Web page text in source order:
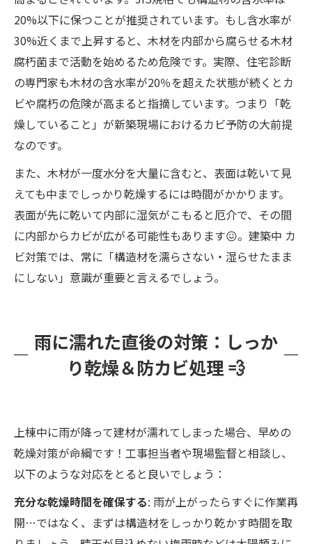
20%以下に保つことが推奨されています。もし含水率が
30%近くまで上昇すると、木材を内部から腐らせる木材
腐朽菌まで活動を始めるため危険です。実際、住宅診断
の専門家も木材の含水率が20％を超えた状態が続くとカ
ビや腐朽の危険が高まると指摘しています。つまり「乾
燥していること」が新築現場におけるカビ予防の大前提
なのです。
また、木材が一度水分を大量に含むと、表面は乾いて見
えても中までしっかり乾燥するには時間がかかります。
表面が先に乾いて内部に湿気がこもると厄介で、その間
に内部からカビが広がる可能性もあります😖。建築中 カ
ビ対策では、常に「構造材を濡らさない・湿らせたまま
にしない」意識が重要と言えるでしょう。
雨に濡れた直後の対策：しっか
り乾燥＆防カビ処理 💨
上棟中に雨が降って建材が濡れてしまった場合、早めの
乾燥対策が命綱です！工事担当者や現場監督と相談し、
以下のような対応をとると良いでしょう：
充分な乾燥時間を確保する: 雨が上がったらすぐに作業再
開…ではなく、まずは構造材をしっかり乾かす時間を取